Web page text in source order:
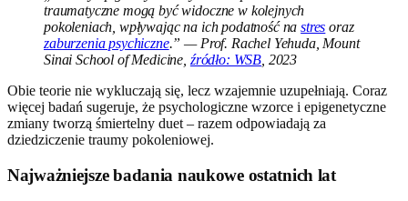
traumatyczne mogą być widoczne w kolejnych
pokoleniach, wpływając na ich podatność nastres oraz
zaburzenia psychiczne.” — Prof. Rachel Yehuda, Mount
Sinai School of Medicine, źródło: WSB , 2023
Obie teorie nie wykluczają się, lecz wzajemnie uzupełniają. Coraz
więcej badań sugeruje, że psychologiczne wzorce i epigenetyczne
zmiany tworzą śmiertelny duet – razem odpowiadają za
dziedziczenie traumy pokoleniowej.
Najważniejsze badania naukowe ostatnich lat